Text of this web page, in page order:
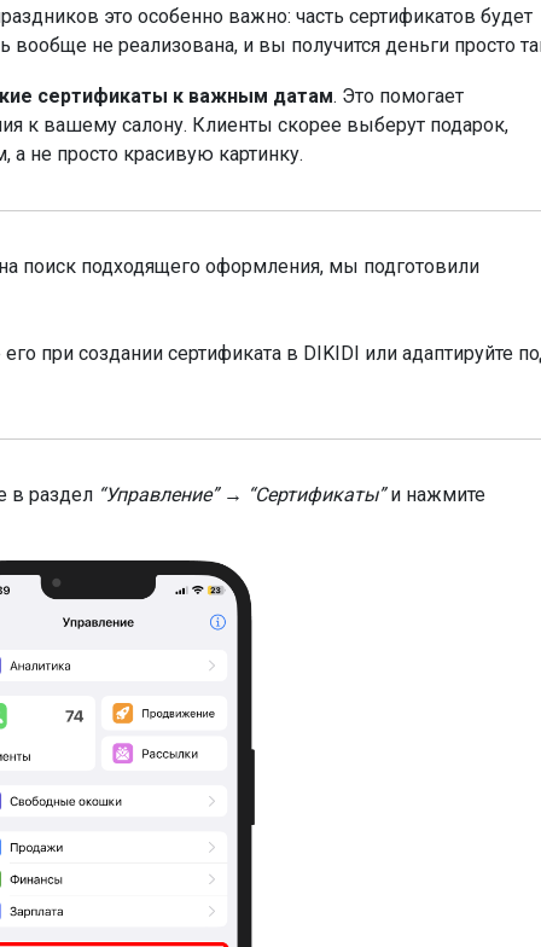
это особенно важно: часть сертификатов будет
не реализована, и вы получится деньги просто
сертификаты к важным датам. Это помогает
к вашему салону. Клиенты скорее выберут подарок,
не просто красивую картинку.
поиск подходящего оформления, мы подготовили
при создании сертификата в DIKIDI или адаптируйте
в раздел “Управление” → “Сертификаты”и нажмите